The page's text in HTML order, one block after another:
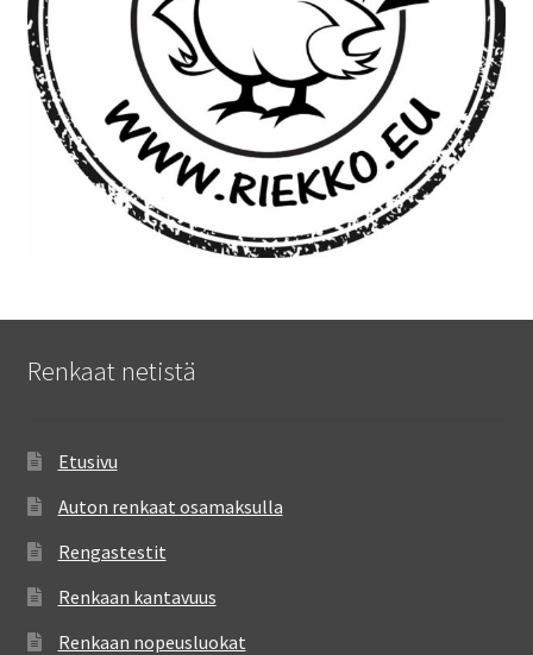
Renkaat netistä
Etusivu
Auton renkaat osamaksulla
Rengastestit
Renkaan kantavuus
Renkaan nopeusluokat